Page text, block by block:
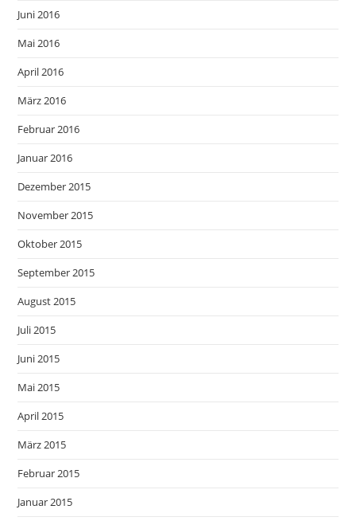
Juni 2016
Mai 2016
April 2016
März 2016
Februar 2016
Januar 2016
Dezember 2015
November 2015
Oktober 2015
September 2015
August 2015
Juli 2015
Juni 2015
Mai 2015
April 2015
März 2015
Februar 2015
Januar 2015